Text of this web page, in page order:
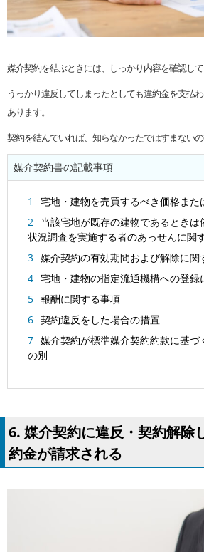
媒介契約を結ぶときには、しっかり内容を確認して
うっかり違反してしまったとしても違約金を支払
あります。
契約を結んでいれば、知らなかったではすまないの
媒介契約書の記載事項
宅地・建物を売買するべき価格また
当該宅地が既存の建物であるときは
状況調査を実施する者のあっせんに関
媒介契約の有効期間および解除に関
宅地・建物の指定流通機構への登録
報酬に関する事項
契約違反をした場合の措置
媒介契約が標準媒介契約約款に基づ
の別
6. 媒介契約に違反・契約解除
約金が請求される